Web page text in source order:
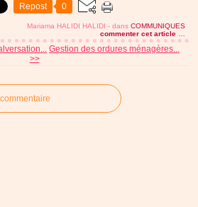
Repost 0
Mariama HALIDI HALIDI - dans COMMUNIQUES
commenter cet article
Gestion des ordures ménagères...
>>